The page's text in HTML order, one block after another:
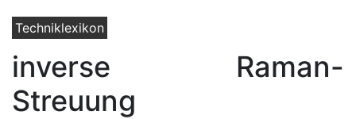
Techniklexikon
inverse Raman-
Streuung